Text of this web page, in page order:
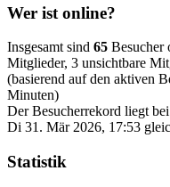
Wer ist online?
Insgesamt sind 65 Besucher
Mitglieder, 3 unsichtbare
(basierend auf den aktiven
Minuten)
Der Besucherrekord liegt bei
Di 31. Mär 2026, 17:53
Statistik